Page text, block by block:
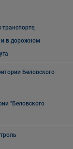
и в дорожном
Беловского
"Беловского